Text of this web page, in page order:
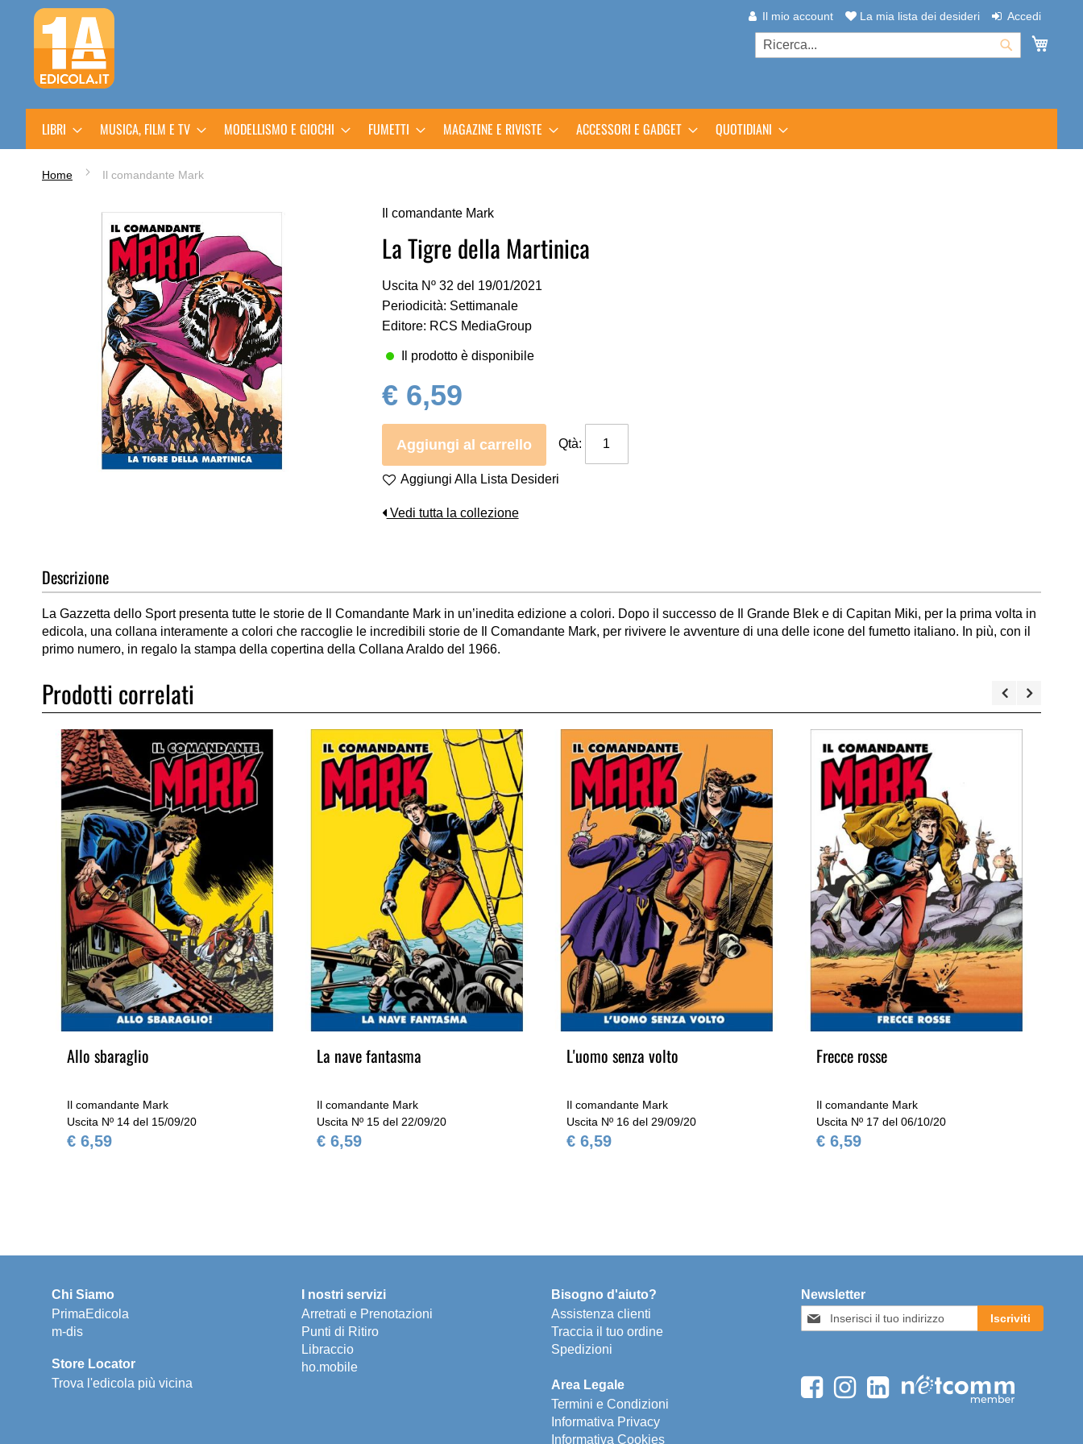
Salta
al
contenuto
Il mio account La mia lista dei desideri Accedi
Cerca
LIBRI MUSICA, FILM E TV MODELLISMO E GIOCHI FUMETTI MAGAZINE E RIVISTE ACCESSORI E GADGET QUOTIDIANI
Home Il comandante Mark
di
immagini
Il comandante Mark
La Tigre della Martinica
Uscita Nº 32 del 19/01/2021
Periodicità: Settimanale
Editore: RCS MediaGroup
Il prodotto è disponibile
€ 6,59
Aggiungi al carrello Qtà:
Aggiungi Alla Lista Desideri
Vedi tutta la collezione
Descrizione
La Gazzetta dello Sport presenta tutte le storie de Il Comandante Mark in un’inedita edizione a colori. Dopo il successo de Il Grande Blek e di Capitan Miki, per la prima volta in
edicola, una collana interamente a colori che raccoglie le incredibili storie de Il Comandante Mark, per rivivere le avventure di una delle icone del fumetto italiano. In più, con il
primo numero, in regalo la stampa della copertina della Collana Araldo del 1966.
Prodotti correlati
Allo sbaraglio
Il comandante Mark
Uscita Nº 14 del 15/09/20
€ 6,59
La nave fantasma
Il comandante Mark
Uscita Nº 15 del 22/09/20
€ 6,59
L'uomo senza volto
Il comandante Mark
Uscita Nº 16 del 29/09/20
€ 6,59
Frecce rosse
Il comandante Mark
Uscita Nº 17 del 06/10/20
€ 6,59
Chi Siamo
PrimaEdicola
m-dis
Store Locator
Trova l'edicola più vicina
I nostri servizi
Arretrati e Prenotazioni
Punti di Ritiro
Libraccio
ho.mobile
Bisogno d'aiuto?
Assistenza clienti
Traccia il tuo ordine
Spedizioni
Area Legale
Termini e Condizioni
Informativa Privacy
Informativa Cookies
Newsletter
Iscriviti
alla
Iscriviti